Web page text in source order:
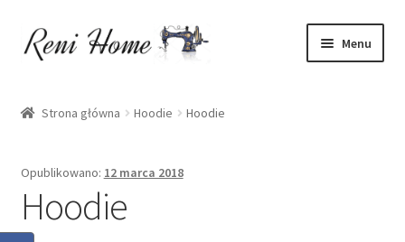
Przejdź
do
Przejdź
do
Menu
Koszyk
Moje konto
Strona główna Hoodie Hoodie
Opublikowano: 12 marca 2018
Hoodie